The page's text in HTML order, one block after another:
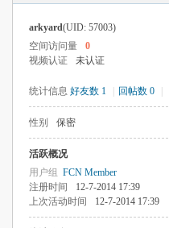
arkyard(UID: 57003)
空间访问量
0
视频认证
未认证
统计信息 好友数 1 回帖数 0
性别 保密
活跃概况
用户组 FCN Member
注册时间
12-7-2014 17:39
上次活动时间
12-7-2014 17:39